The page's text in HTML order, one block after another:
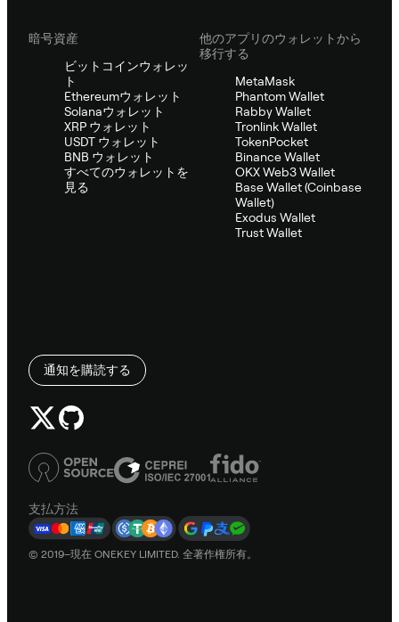
暗号資産
ビットコインウォレッ
ト
Ethereumウォレット
Solanaウォレット
XRP ウォレット
USDT ウォレット
BNB ウォレット
すべてのウォレットを
見る
他のアプリのウォレットから
移行する
MetaMask
Phantom Wallet
Rabby Wallet
Tronlink Wallet
TokenPocket
Binance Wallet
OKX Web3 Wallet
Base Wallet (Coinbase
Wallet)
Exodus Wallet
Trust Wallet
通知を購読する
支払方法
© 2019–現在 ONEKEY LIMITED. 全著作権所有。